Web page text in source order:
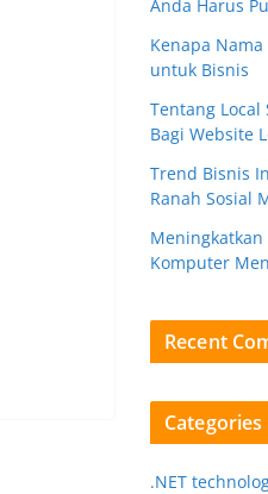
Anda Harus
Kenapa
untuk Bisnis
Tentang Local
Bagi Website
Trend Bisnis
Ranah Sosial
Meningkatkan
Komputer
Recent
Categories
.NET